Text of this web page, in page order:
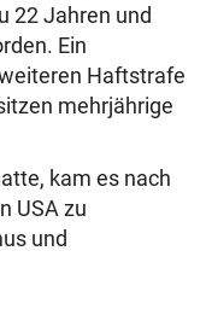
22 Jahren und
Ein
Haftstrafe
mehrjährige
kam es nach
USA zu
und